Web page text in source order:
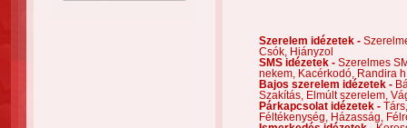
Szerelem idézetek -
Csók,
Hiányzol
SMS idézetek - Szerelmes
nekem,
Kacérkodó,
Randira
Bajos szerelem idézetek -
Szakítás,
Elmúlt szerelem,
Párkapcsolat idézetek -
Féltékenység,
Házasság,